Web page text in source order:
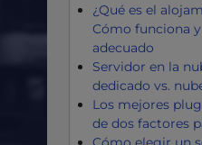
¿Qué es el
Cómo funciona
adecuado
Servidor en la
dedicado vs.
Los mejores
de dos factores